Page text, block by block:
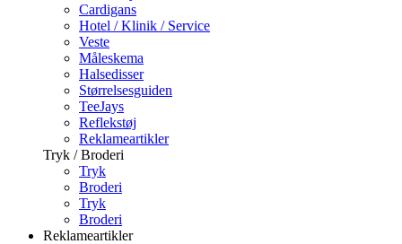
Cardigans
Hotel / Klinik / Service
Veste
Måleskema
Halsedisser
Størrelsesguiden
TeeJays
Reflekstøj
Reklameartikler
Tryk / Broderi
Tryk
Broderi
Tryk
Broderi
Reklameartikler